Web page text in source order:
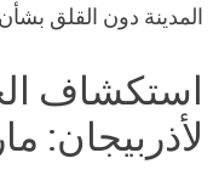
المدينة دون القلق
استكشاف
لأذربيجان: